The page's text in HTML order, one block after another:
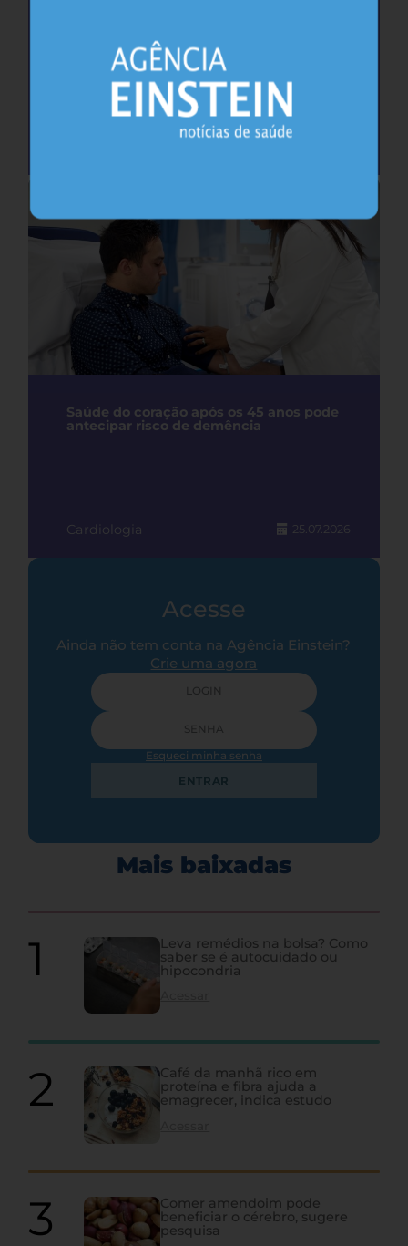
privação do sono, sugere estudo
Saúde do coração após os 45 anos pode
antecipar risco de demência
Cardiologia 25.07.2026
Acesse
Ainda não tem conta na Agência Einstein?
Crie uma agora
Esqueci minha senha
ENTRAR
Mais baixadas
Leva remédios na bolsa? Como
saber se é autocuidado ou
hipocondria
Café da manhã rico em
proteína e fibra ajuda a
emagrecer, indica estudo
Comer amendoim pode
beneficiar o cérebro, sugere
pesquisa